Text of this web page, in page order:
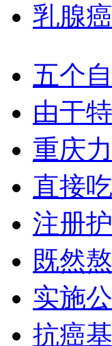
乳腺
五个
由于
重庆
直接
注册
既然
实施
抗癌